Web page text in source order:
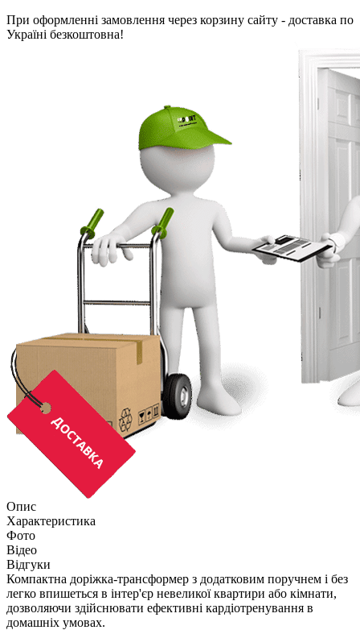
При оформленні замовлення через корзину сайту - доставка по
Україні безкоштовна!
Опис
Характеристика
Фото
Відео
Відгуки
Компактна доріжка-трансформер з додатковим поручнем і без
легко впишеться в інтер'єр невеликої квартири або кімнати,
дозволяючи здійснювати ефективні кардіотренування в
домашніх умовах.